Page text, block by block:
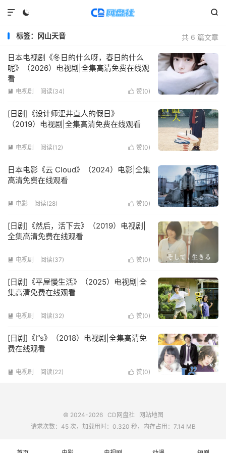
 

共 6 篇文章
标签：冈山天音
日本电视剧《冬日的什么呀，春日的什么
呢》（2026）电视剧|全集高清免费在线观
看
 赞(0)
 电视剧 阅读(34)
[日剧]《设计师涩井直人的假日》
（2019）电视剧|全集高清免费在线观看
 赞(0)
 电视剧 阅读(12)
日本电影《云 Cloud》（2024）电影|全集
高清免费在线观看
 赞(0)
 电影 阅读(28)
[日剧]《然后，活下去》（2019）电视剧|
全集高清免费在线观看
 赞(0)
 电视剧 阅读(37)
[日剧]《平屋慢生活》（2025）电视剧|全
集高清免费在线观看
 赞(0)
 电视剧 阅读(32)
[日剧]《I”s》（2018）电视剧|全集高清免
费在线观看
 赞(0)
 电视剧 阅读(22)
© 2024-2026 CD网盘社
网站地图
请求次数：45 次，加载用时：0.320 秒，内存占用：7.14 MB